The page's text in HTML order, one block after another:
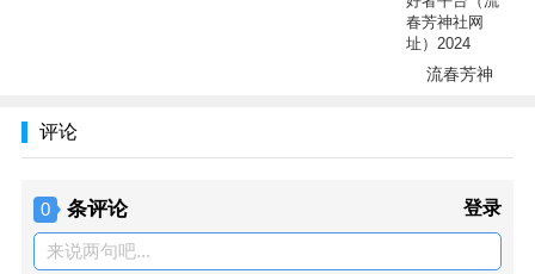
流春芳神
评论
0 条评论 登录
来说两句吧...